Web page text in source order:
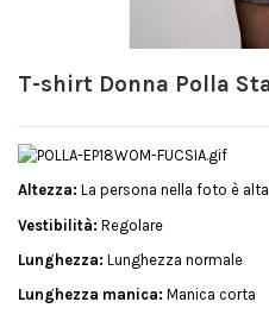
T-shirt Donna Polla
Altezza: La persona nella foto è
Vestibilità: Regolare
Lunghezza: Lunghezza normale
Lunghezza manica: Manica corta